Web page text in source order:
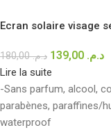
Ecran solaire visage
د.م.180,00 د.م.
Lire la suite
-Sans parfum, alcool,
parabènes, paraffines/
waterproof